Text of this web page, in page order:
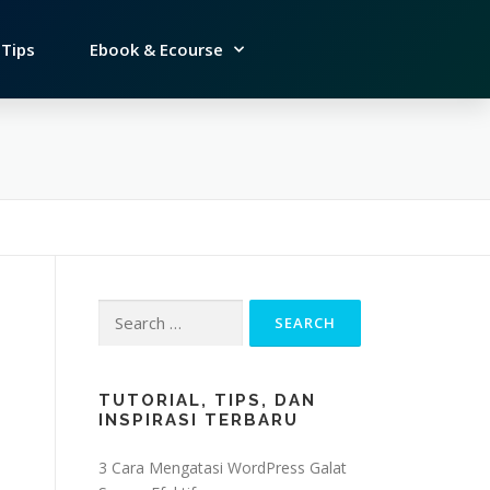
Tips Ebook & Ecourse
TUTORIAL, TIPS, DAN
INSPIRASI TERBARU
3 Cara Mengatasi WordPress Galat